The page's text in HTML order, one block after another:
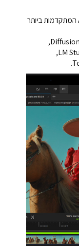
מק מותאם להתמודד עם אפליקציות ה-AI המתקדמות ביותר
הריצו אפליקציות ליצירת תמונות כמו DiffusionBee,
אפליקציות LLM כמו Msty Studio ו-LM Studio,